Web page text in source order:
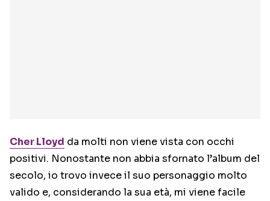
Cher Lloyd da molti non viene vista con occhi
positivi. Nonostante non abbia sfornato l’album del
secolo, io trovo invece il suo personaggio molto
valido e, considerando la sua età, mi viene facile